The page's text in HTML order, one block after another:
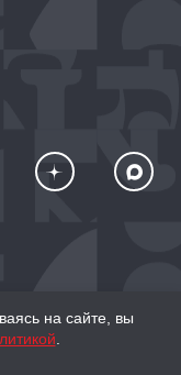
на сайте, вы